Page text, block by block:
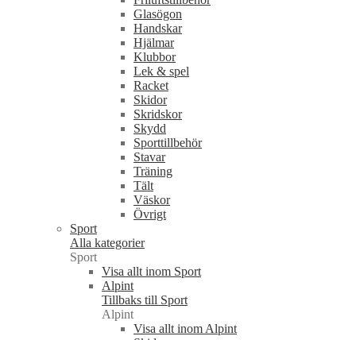
Glasögon
Handskar
Hjälmar
Klubbor
Lek & spel
Racket
Skidor
Skridskor
Skydd
Sporttillbehör
Stavar
Träning
Tält
Väskor
Övrigt
Sport
Alla kategorier
Sport
Visa allt inom Sport
Alpint
Tillbaks till Sport
Alpint
Visa allt inom Alpint